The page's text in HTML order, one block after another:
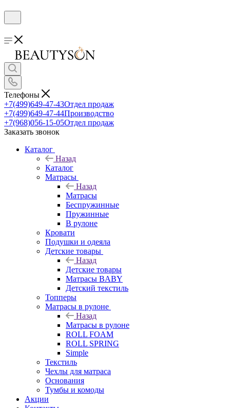
Телефоны
+7(499)649-47-43Отдел продаж
+7(499)649-47-44Производство
+7(968)056-15-05Отдел продаж
Заказать звонок
Каталог
Назад
Каталог
Матрасы
Назад
Матрасы
Беспружинные
Пружинные
В рулоне
Кровати
Подушки и одеяла
Детские товары
Назад
Детские товары
Матрасы BABY
Детский текстиль
Топперы
Матрасы в рулоне
Назад
Матрасы в рулоне
ROLL FOAM
ROLL SPRING
Simple
Текстиль
Чехлы для матраса
Основания
Тумбы и комоды
Акции